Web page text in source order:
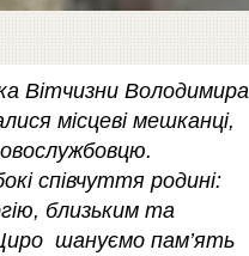
Вітчизни Володимира
місцеві мешканці,
співчуття родині:
близьким та
шануємо пам’ять